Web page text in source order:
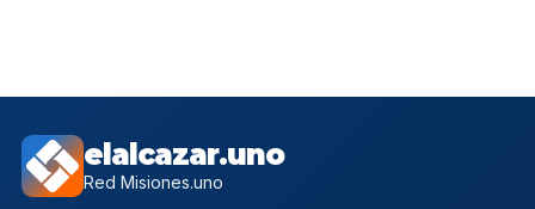
elalcazar.uno
Red Misiones.uno